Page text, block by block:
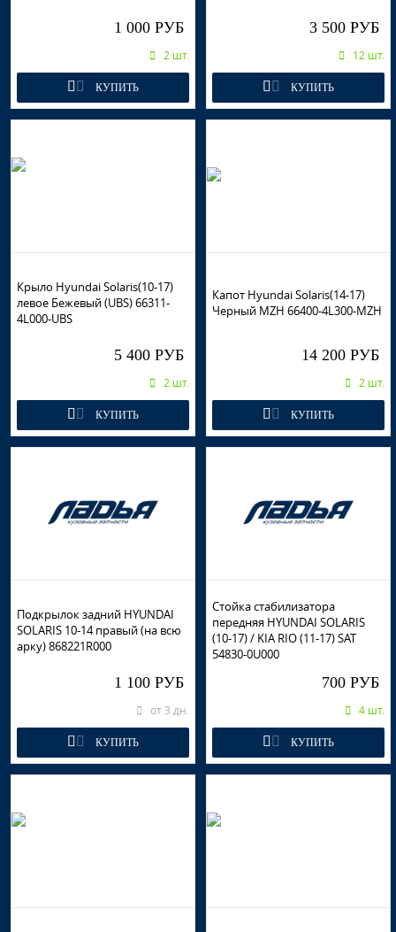
1 000 РУБ
2 шт.
КУПИТЬ
3 500 РУБ
12 шт.
КУПИТЬ
Крыло Hyundai Solaris(10-17)
левое Бежевый (UBS) 66311-
4L000-UBS
5 400 РУБ
2 шт.
КУПИТЬ
Капот Hyundai Solaris(14-17)
Черный MZH 66400-4L300-MZH
14 200 РУБ
2 шт.
КУПИТЬ
Подкрылок задний HYUNDAI
SOLARIS 10-14 правый (на всю
арку) 868221R000
1 100 РУБ
от 3 дн.
КУПИТЬ
Стойка стабилизатора
передняя HYUNDAI SOLARIS
(10-17) / KIA RIO (11-17) SAT
54830-0U000
700 РУБ
4 шт.
КУПИТЬ